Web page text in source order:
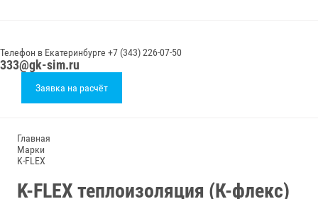
Телефон в Екатеринбурге +7 (343) 226-07-50
333@gk-sim.ru
Заявка на расчёт
Главная
Марки
K-FLEX
K-FLEX теплоизоляция (К-флекс)